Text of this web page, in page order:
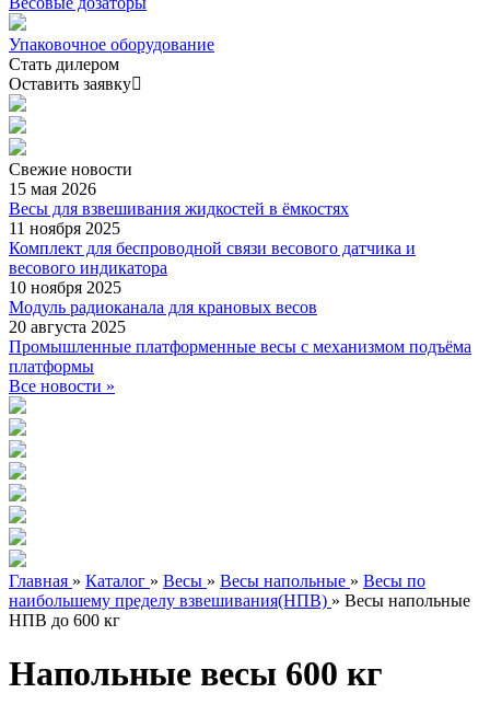
Упаковочное оборудование
Стать дилером
Оставить заявку
Свежие новости
15 мая 2026
Весы для взвешивания жидкостей в ёмкостях
11 ноября 2025
Комплект для беспроводной связи весового датчика и
весового индикатора
10 ноября 2025
Модуль радиоканала для крановых весов
20 августа 2025
Промышленные платформенные весы с механизмом подъёма
платформы
Все новости »
Главная » Каталог » Весы » Весы напольные » Весы по
наибольшему пределу взвешивания(НПВ) » Весы напольные
НПВ до 600 кг
Напольные весы 600 кг